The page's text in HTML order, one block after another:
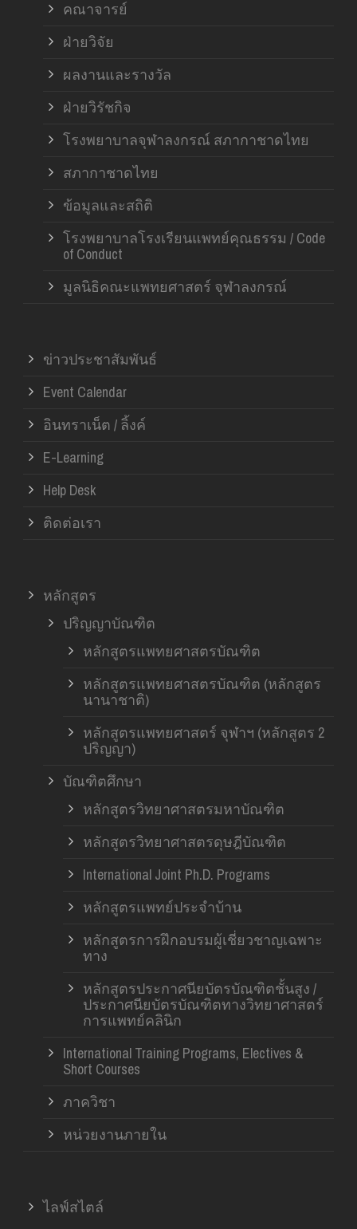
คณาจารย์
ฝ่ายวิจัย
ผลงานและรางวัล
ฝ่ายวิรัชกิจ
โรงพยาบาลจุฬาลงกรณ์ สภากาชาดไทย
สภากาชาดไทย
ข้อมูลและสถิติ
โรงพยาบาลโรงเรียนแพทย์คุณธรรม / Code
of Conduct
มูลนิธิคณะแพทยศาสตร์ จุฬาลงกรณ์
ข่าวประชาสัมพันธ์
Event Calendar
อินทราเน็ต / ลิ้งค์
E-Learning
Help Desk
ติดต่อเรา
หลักสูตร
ปริญญาบัณฑิต
หลักสูตรแพทยศาสตรบัณฑิต
หลักสูตรแพทยศาสตรบัณฑิต (หลักสูตร
นานาชาติ)
หลักสูตรแพทยศาสตร์ จุฬาฯ (หลักสูตร 2
ปริญญา)
บัณฑิตศึกษา
หลักสูตรวิทยาศาสตรมหาบัณฑิต
หลักสูตรวิทยาศาสตรดุษฎีบัณฑิต
International Joint Ph.D. Programs
หลักสูตรแพทย์ประจำบ้าน
หลักสูตรการฝึกอบรมผู้เชี่ยวชาญเฉพาะ
ทาง
หลักสูตรประกาศนียบัตรบัณฑิตชั้นสูง /
ประกาศนียบัตรบัณฑิตทางวิทยาศาสตร์
การแพทย์คลินิก
International Training Programs, Electives &
Short Courses
ภาควิชา
หน่วยงานภายใน
ไลฟ์สไตล์